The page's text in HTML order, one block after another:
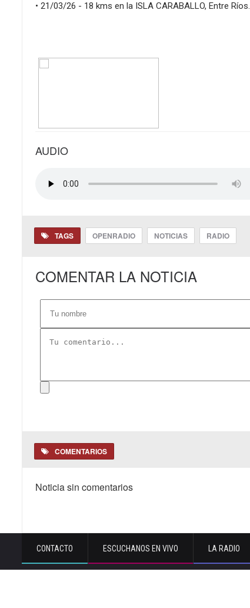
• 21/03/26 - 18 kms en la ISLA CARABALLO, Entre Ríos.
AUDIO
TAGS OPENRADIO NOTICIAS RADIO
COMENTAR LA NOTICIA
COMENTARIOS
Noticia sin comentarios
CONTACTO ESCUCHANOS EN VIVO LA RADIO